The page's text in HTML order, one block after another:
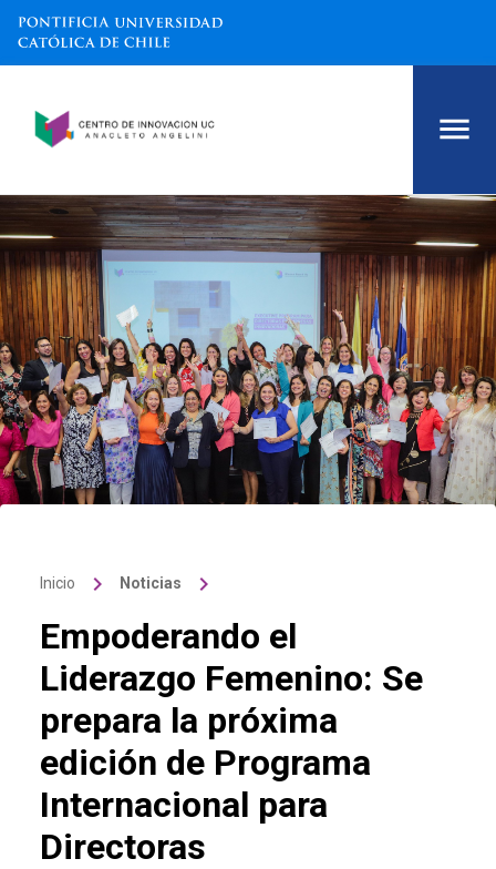
Inicio keyboard_arrow_right Noticias keyboard_arrow_right
Empoderando el
Liderazgo Femenino: Se
prepara la próxima
edición de Programa
Internacional para
Directoras